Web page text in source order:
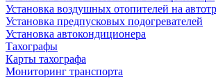
Установка воздушных отопителей на
Установка предпусковых подогревателей
Установка автокондиционера
Тахографы
Карты тахографа
Мониторинг транспорта